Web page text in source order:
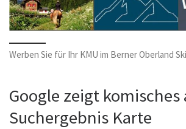
Werben Sie für Ihr KMU im Berner Oberland
Google zeigt komisches
Suchergebnis Karte